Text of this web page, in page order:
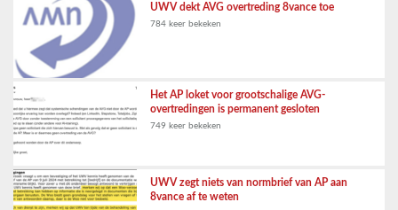
UWV dekt AVG overtreding 8vance toe
784 keer bekeken
Het AP loket voor grootschalige AVG-
overtredingen is permanent gesloten
749 keer bekeken
UWV zegt niets van normbrief van AP aan
8vance af te weten